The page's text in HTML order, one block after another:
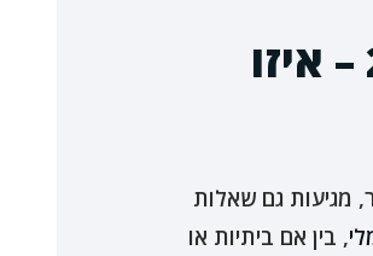
השוואת עמדות טעינה לרכב חשמלי: 11kW, 7kW ו-22kW – איזו
מגיעות גם שאלות
, בין אם ביתיות או